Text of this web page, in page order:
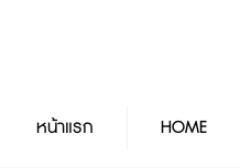
หน้าแรก HOME